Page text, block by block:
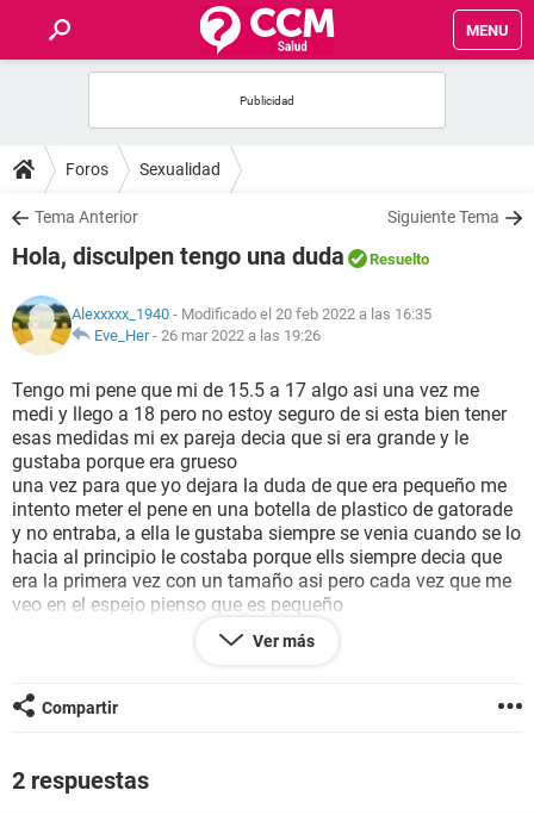
MENU
FOROS
SALUD
FAMILIA
NUTRICIÓN
BIENESTAR
SEXUALIDAD
GLOSARIO
Foros Sexualidad
Tema Anterior Siguiente Tema
Hola, disculpen tengo una duda Resuelto
Alexxxxx_1940 - Modificado el 20 feb 2022 a las 16:35
Eve_Her- 26 mar 2022 a las 19:26
Tengo mi pene que mi de 15.5 a 17 algo asi una vez me
medi y llego a 18 pero no estoy seguro de si esta bien tener
esas medidas mi ex pareja decia que si era grande y le
gustaba porque era grueso
una vez para que yo dejara la duda de que era pequeño me
intento meter el pene en una botella de plastico de gatorade
y no entraba, a ella le gustaba siempre se venia cuando se lo
hacia al principio le costaba porque ells siempre decia que
era la primera vez con un tamaño asi pero cada vez que me
veo en el espejo pienso que es pequeño
verdad tengo dudas
Ver más
Compartir
2 respuestas